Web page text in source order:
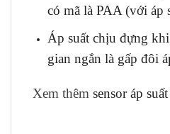
có mã là PAA (với áp
Áp suất chịu đựng
gian ngắn là gấp đôi
Xem thêm sensor áp suất